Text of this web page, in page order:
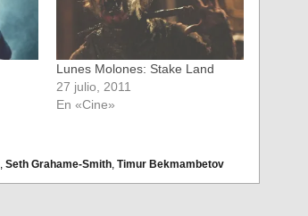
Lunes Molones: Stake Land
27 julio, 2011
En «Cine»
, Seth Grahame-Smith, Timur Bekmambetov